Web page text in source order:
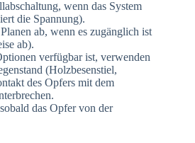
wenn das System
die Spannung).
ab, wenn es zugänglich ist
ab).
verfügbar ist, verwenden
(Holzbesenstiel,
des Opfers mit dem
das Opfer von der